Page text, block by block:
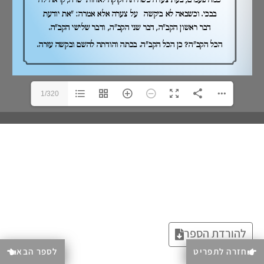
1/320
להורדת הספר
חזרה לתפריט לספר הבא